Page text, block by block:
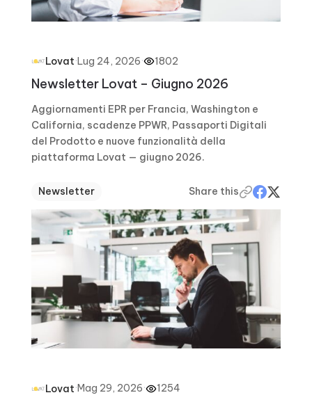
Lovat·Lug 24, 2026· 1802
Newsletter Lovat – Giugno 2026
Aggiornamenti EPR per Francia, Washington e
California, scadenze PPWR, Passaporti Digitali
del Prodotto e nuove funzionalità della
piattaforma Lovat — giugno 2026.
Newsletter Share this
Lovat·Mag 29, 2026· 1254